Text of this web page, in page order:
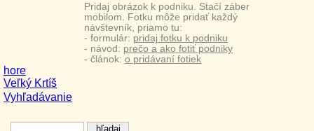
Vyhľadávanie
Pridaj obrázok k podniku. Stačí záber
mobilom. Fotku môže pridať každý
návštevník, priamo tu:
- formulár: pridaj fotku k podniku
- návod: prečo a ako fotiť podniky
- článok: o pridávaní fotiek
hore
Veľký Krtíš